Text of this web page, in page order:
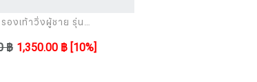
องเท้าวิ่งผู้ชาย รุ่น
฿ 1,350.00 ฿ [10%]